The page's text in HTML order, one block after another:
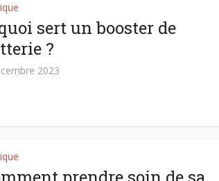
sert un booster de
?
2023